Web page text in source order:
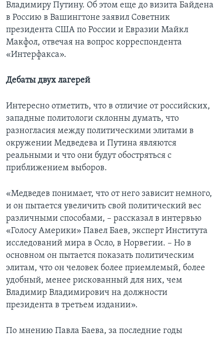
Владимиру Путину. Об этом еще до визита Байдена
в Россию в Вашингтоне заявил Советник
президента США по России и Евразии Майкл
Макфол, отвечая на вопрос корреспондента
«Интерфакса».
Дебаты двух лагерей
Интересно отметить, что в отличие от российских,
западные политологи склонны думать, что
разногласия между политическими элитами в
окружении Медведева и Путина являются
реальными и что они будут обостряться с
приближением выборов.
«Медведев понимает, что от него зависит немного,
и он пытается увеличить свой политический вес
различными способами, – рассказал в интервью
«Голосу Америки» Павел Баев, эксперт Института
исследований мира в Осло, в Норвегии. – Но в
основном он пытается показать политическим
элитам, что он человек более приемлемый, более
удобный, менее рискованный для них, чем
Владимир Владимирович на должности
президента в третьем издании».
По мнению Павла Баева, за последние годы